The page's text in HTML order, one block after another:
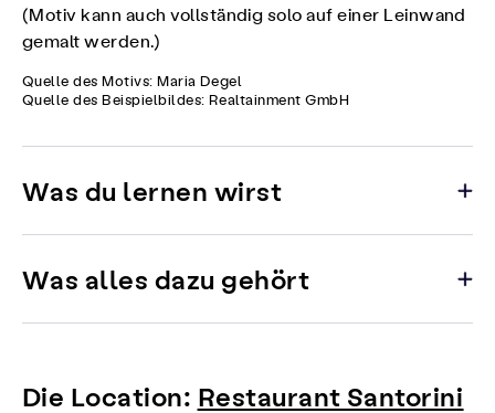
(Motiv kann auch vollständig solo auf einer Leinwand
gemalt werden.)
Quelle des Motivs: Maria Degel
Quelle des Beispielbildes: Realtainment GmbH
Was du lernen wirst
Was alles dazu gehört
Die Location: Restaurant Santorini